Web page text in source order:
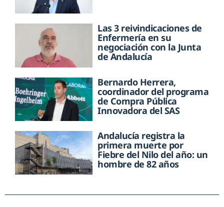
Las 3 reivindicaciones de
Enfermería en su
negociación con la Junta
de Andalucía
Bernardo Herrera,
coordinador del programa
de Compra Pública
Innovadora del SAS
Andalucía registra la
primera muerte por
Fiebre del Nilo del año: un
hombre de 82 años